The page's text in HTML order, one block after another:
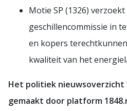
Motie SP (1326)
geschillencommissie in
en kopers
kwaliteit van het
Het politiek
gemaakt door platform